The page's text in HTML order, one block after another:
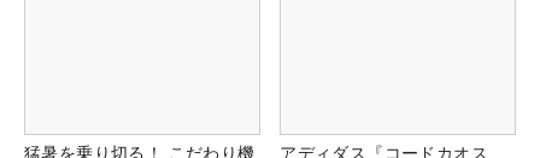
猛暑を乗り切る！ こだわり機
アディダス『コードカオス